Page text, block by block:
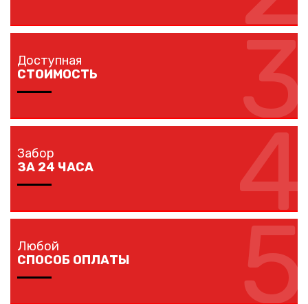
Мы доставляем комплектующие забора на любой
объект в вашем городе в кратчайшие сроки
собственным транспортом.
3
Доступная
СТОИМОСТЬ
решений по конкурентной цене.
4
Забор
ЗА 24 ЧАСА
протяженностью до 40 метров за один рабочий день.5
Любой
СПОСОБ ОПЛАТЫ